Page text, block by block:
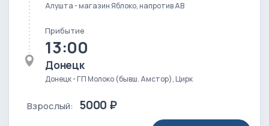
Алушта - магазин Яблоко, напротив АВ
Прибытие
13:00
Донецк
Донецк - ГП Молоко (бывш. Амстор), Цирк
Взрослый: 5000 ₽